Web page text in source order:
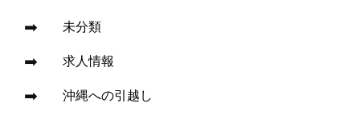
未分類
求人情報
沖縄への引越し